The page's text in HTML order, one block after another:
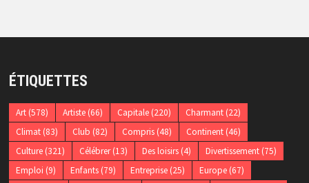
ÉTIQUETTES
Art(578) Artiste(66) Capitale(220) Charmant(22)
Climat(83) Club (82) Compris(48) Continent(46)
Culture(321) Célébrer(13) Des loisirs(4) Divertissement(75)
Emploi (9) Enfants(79) Entreprise(25) Europe(67)